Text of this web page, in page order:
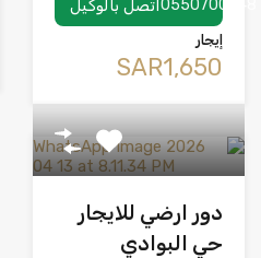
اتصل بالوكيل0550700748
إيجار
‪SAR1,650
دور ارضي للايجار
حي البوادي